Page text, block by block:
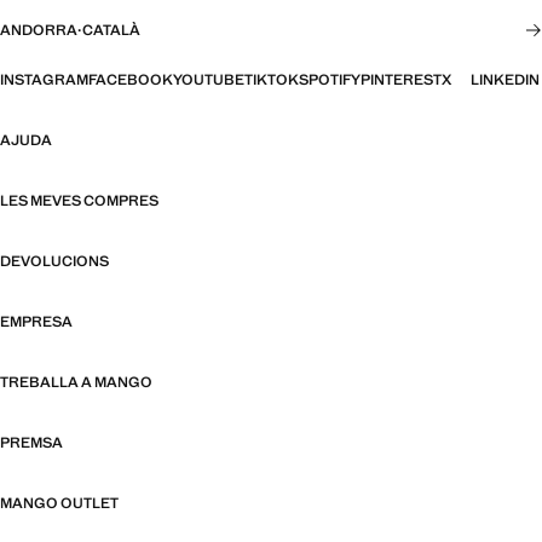
ANDORRA·CATALÀ
INSTAGRAMFACEBOOKYOUTUBETIKTOKSPOTIFYPINTERESTX LINKEDIN
AJUDA
LES MEVES COMPRES
DEVOLUCIONS
EMPRESA
TREBALLA A MANGO
PREMSA
MANGO OUTLET